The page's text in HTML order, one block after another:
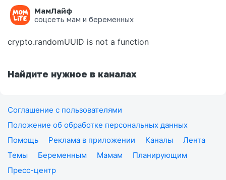
МамЛайф
соцсеть мам и беременных
Ошибка на странице
crypto.randomUUID is not a function
Найдите нужное в каналах
Соглашение с пользователями
Положение об обработке персональных данных
Помощь
Реклама в приложении Каналы
Лента
Темы
Беременным Мамам
Планирующим
Пресс-центр